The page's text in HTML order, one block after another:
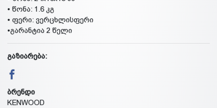
• წონა: 1.6 კგ
• ფერი: ვერცხლისფერი
•გარანტია 2 წელი
გაზიარება:
ბრენდი
KENWOOD